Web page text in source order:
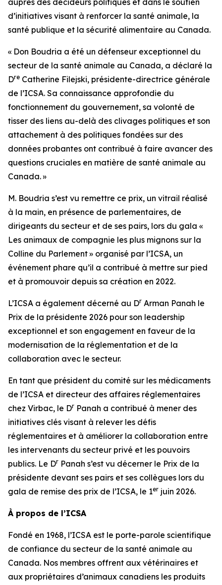
auprès des décideurs politiques et dans le soutien
d’initiatives visant à renforcer la santé animale, la
santé publique et la sécurité alimentaire au Canada.
« Don Boudria a été un défenseur exceptionnel du
secteur de la santé animale au Canada, a déclaré la
Dre Catherine Filejski, présidente-directrice générale
de l’ICSA. Sa connaissance approfondie du
fonctionnement du gouvernement, sa volonté de
tisser des liens au-delà des clivages politiques et son
attachement à des politiques fondées sur des
données probantes ont contribué à faire avancer des
questions cruciales en matière de santé animale au
Canada. »
M. Boudria s’est vu remettre ce prix, un vitrail réalisé
à la main, en présence de parlementaires, de
dirigeants du secteur et de ses pairs, lors du gala «
Les animaux de compagnie les plus mignons sur la
Colline du Parlement » organisé par l’ICSA, un
événement phare qu’il a contribué à mettre sur pied
et à promouvoir depuis sa création en 2022.
L’ICSA a également décerné au Dr Arman Panah le
Prix de la présidente 2026 pour son leadership
exceptionnel et son engagement en faveur de la
modernisation de la réglementation et de la
collaboration avec le secteur.
En tant que président du comité sur les médicaments
de l’ICSA et directeur des affaires réglementaires
chez Virbac, le Dr Panah a contribué à mener des
initiatives clés visant à relever les défis
réglementaires et à améliorer la collaboration entre
les intervenants du secteur privé et les pouvoirs
publics. Le Dr Panah s’est vu décerner le Prix de la
présidente devant ses pairs et ses collègues lors du
gala de remise des prix de l’ICSA, le 1er juin 2026.
À propos de l’ICSA
Fondé en 1968, l’ICSA est le porte-parole scientifique
de confiance du secteur de la santé animale au
Canada. Nos membres offrent aux vétérinaires et
aux propriétaires d’animaux canadiens les produits